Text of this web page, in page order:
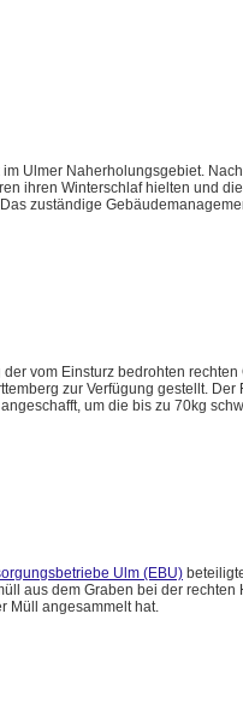
Ulmer Naherholungsgebiet.
ihren Winterschlaf hielten und
zuständige
vom Einsturz bedrohten
zur Verfügung gestellt.
um die bis zu 70kg
Ulm (EBU)
aus dem Graben bei der
Müll angesammelt hat.